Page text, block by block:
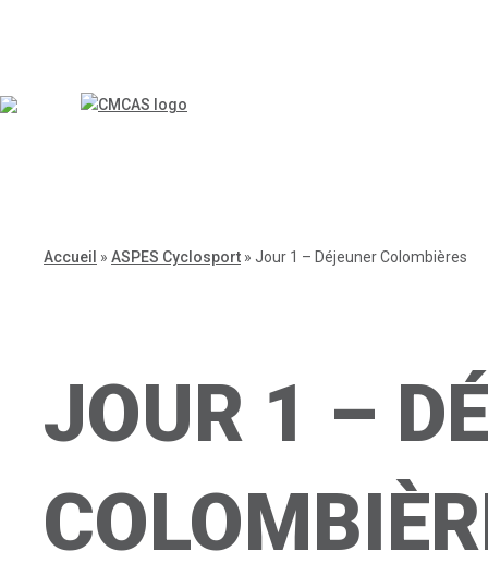
Accueil » ASPES Cyclosport » Jour 1 – Déjeuner Colombières
JOUR 1 –